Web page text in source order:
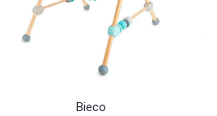
Bieco